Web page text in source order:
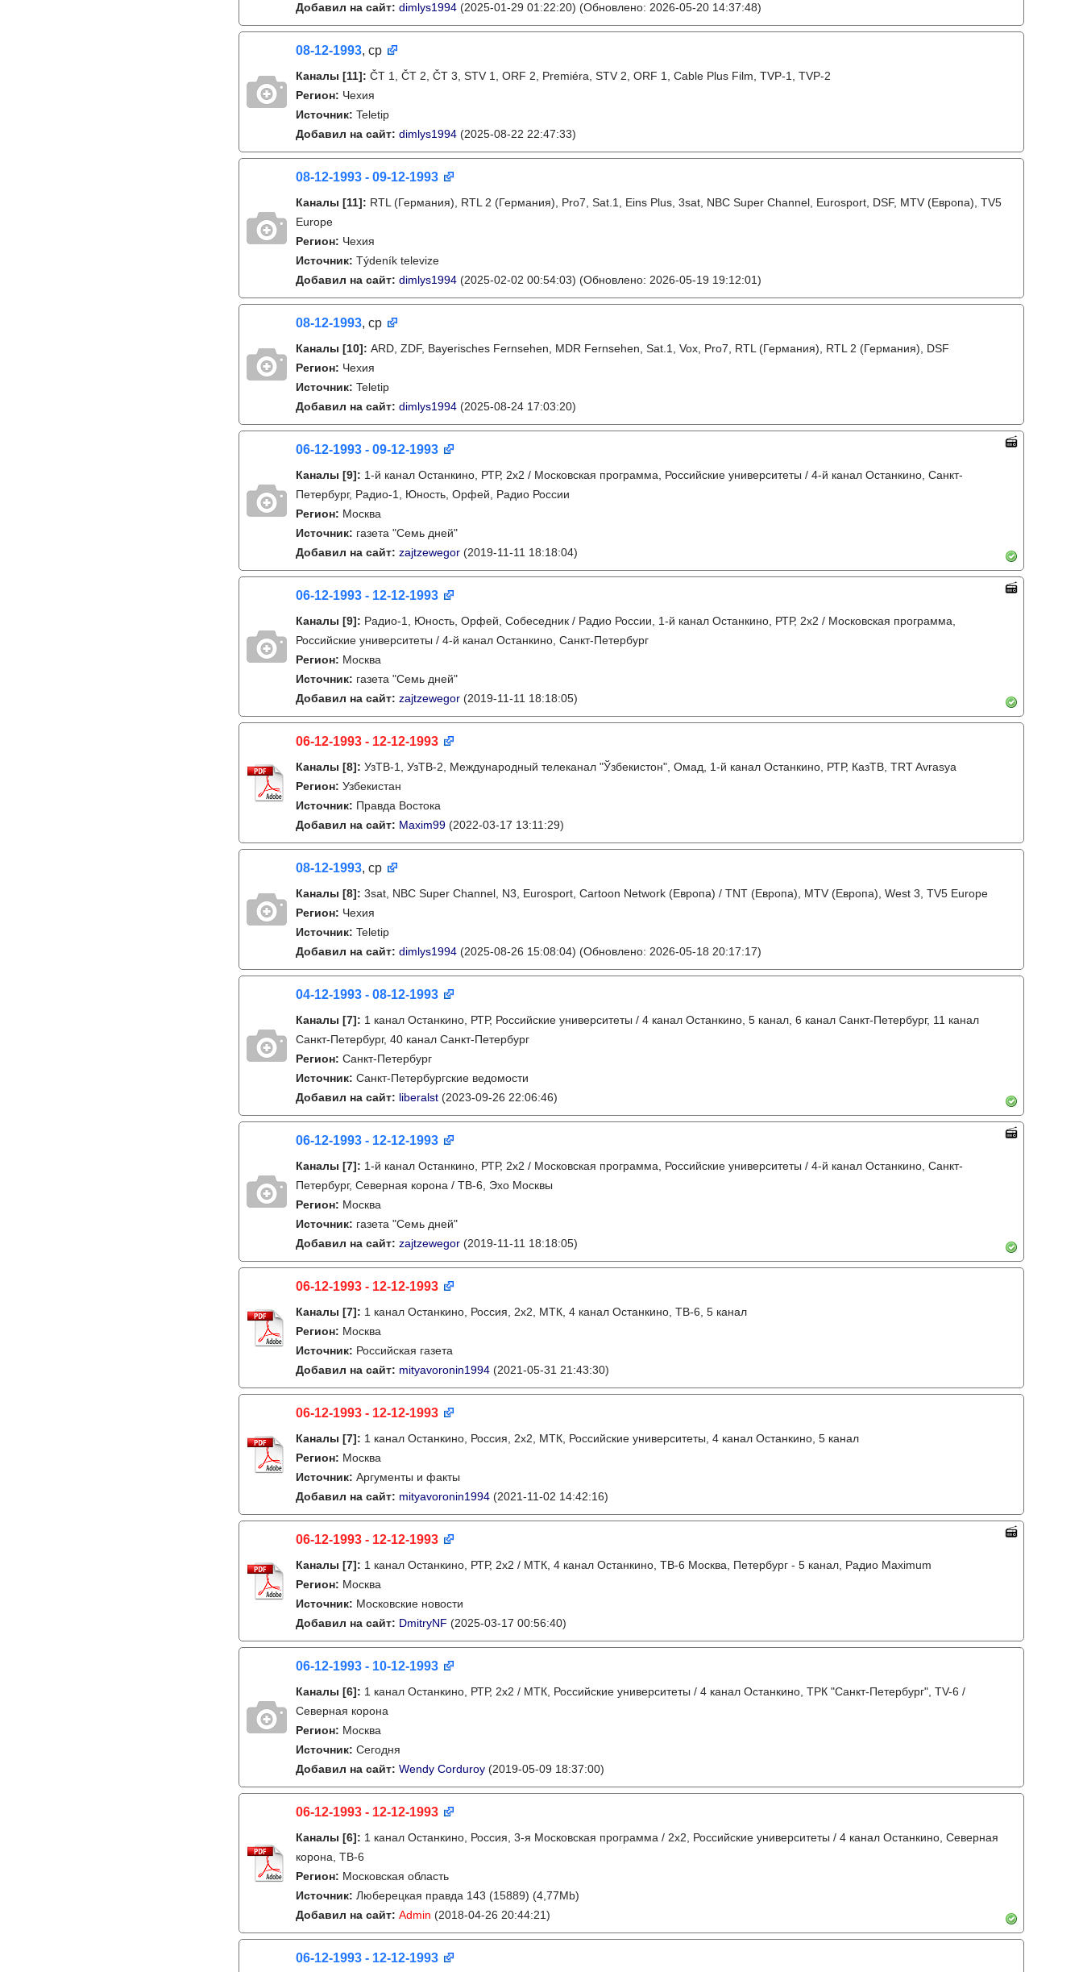
Добавил на сайт: dimlys1994 (2025-01-29 01:22:20) (Обновлено: 2026-05-20 14:37:48)
08-12-1993, ср
Каналы [11]: ČT 1, ČT 2, ČT 3, STV 1, ORF 2, Premiéra, STV 2, ORF 1, Cable Plus Film, TVP-1, TVP-2
Регион: Чехия
Источник: Teletip
Добавил на сайт: dimlys1994 (2025-08-22 22:47:33)
08-12-1993 - 09-12-1993
Каналы [11]: RTL (Германия), RTL 2 (Германия), Pro7, Sat.1, Eins Plus, 3sat, NBC Super Channel, Eurosport, DSF, MTV (Европа), TV5
Europe
Регион: Чехия
Источник: Týdeník televize
Добавил на сайт: dimlys1994 (2025-02-02 00:54:03) (Обновлено: 2026-05-19 19:12:01)
08-12-1993, ср
Каналы [10]: ARD, ZDF, Bayerisches Fernsehen, MDR Fernsehen, Sat.1, Vox, Pro7, RTL (Германия), RTL 2 (Германия), DSF
Регион: Чехия
Источник: Teletip
Добавил на сайт: dimlys1994 (2025-08-24 17:03:20)
06-12-1993 - 09-12-1993
Каналы [9]: 1-й канал Останкино, РТР, 2х2 / Московская программа, Российские университеты / 4-й канал Останкино, Санкт-
Петербург, Радио-1, Юность, Орфей, Радио России
Регион: Москва
Источник: газета "Семь дней"
Добавил на сайт: zajtzewegor (2019-11-11 18:18:04)
06-12-1993 - 12-12-1993
Каналы [9]: Радио-1, Юность, Орфей, Собеседник / Радио России, 1-й канал Останкино, РТР, 2х2 / Московская программа,
Российские университеты / 4-й канал Останкино, Санкт-Петербург
Регион: Москва
Источник: газета "Семь дней"
Добавил на сайт: zajtzewegor (2019-11-11 18:18:05)
06-12-1993 - 12-12-1993
Каналы [8]: УзТВ-1, УзТВ-2, Международный телеканал "Ўзбекистон", Омад, 1-й канал Останкино, РТР, КазТВ, TRT Avrasya
Регион: Узбекистан
Источник: Правда Востока
Добавил на сайт: Maxim99 (2022-03-17 13:11:29)
08-12-1993, ср
Каналы [8]: 3sat, NBC Super Channel, N3, Eurosport, Cartoon Network (Европа) / TNT (Европа), MTV (Европа), West 3, TV5 Europe
Регион: Чехия
Источник: Teletip
Добавил на сайт: dimlys1994 (2025-08-26 15:08:04) (Обновлено: 2026-05-18 20:17:17)
04-12-1993 - 08-12-1993
Каналы [7]: 1 канал Останкино, РТР, Российские университеты / 4 канал Останкино, 5 канал, 6 канал Санкт-Петербург, 11 канал
Санкт-Петербург, 40 канал Санкт-Петербург
Регион: Санкт-Петербург
Источник: Санкт-Петербургские ведомости
Добавил на сайт: liberalst (2023-09-26 22:06:46)
06-12-1993 - 12-12-1993
Каналы [7]: 1-й канал Останкино, РТР, 2х2 / Московская программа, Российские университеты / 4-й канал Останкино, Санкт-
Петербург, Северная корона / ТВ-6, Эхо Москвы
Регион: Москва
Источник: газета "Семь дней"
Добавил на сайт: zajtzewegor (2019-11-11 18:18:05)
06-12-1993 - 12-12-1993
Каналы [7]: 1 канал Останкино, Россия, 2х2, МТК, 4 канал Останкино, ТВ-6, 5 канал
Регион: Москва
Источник: Российская газета
Добавил на сайт: mityavoronin1994 (2021-05-31 21:43:30)
06-12-1993 - 12-12-1993
Каналы [7]: 1 канал Останкино, Россия, 2х2, МТК, Российские университеты, 4 канал Останкино, 5 канал
Регион: Москва
Источник: Аргументы и факты
Добавил на сайт: mityavoronin1994 (2021-11-02 14:42:16)
06-12-1993 - 12-12-1993
Каналы [7]: 1 канал Останкино, РТР, 2х2 / МТК, 4 канал Останкино, ТВ-6 Москва, Петербург - 5 канал, Радио Maximum
Регион: Москва
Источник: Московские новости
Добавил на сайт: DmitryNF (2025-03-17 00:56:40)
06-12-1993 - 10-12-1993
Каналы [6]: 1 канал Останкино, РТР, 2х2 / МТК, Российские университеты / 4 канал Останкино, ТРК "Санкт-Петербург", TV-6 /
Северная корона
Регион: Москва
Источник: Сегодня
Добавил на сайт: Wendy Corduroy (2019-05-09 18:37:00)
06-12-1993 - 12-12-1993
Каналы [6]: 1 канал Останкино, Россия, 3-я Московская программа / 2x2, Российские университеты / 4 канал Останкино, Северная
корона, ТВ-6
Регион: Московская область
Источник: Люберецкая правда 143 (15889) (4,77Mb)
Добавил на сайт: Admin (2018-04-26 20:44:21)
06-12-1993 - 12-12-1993